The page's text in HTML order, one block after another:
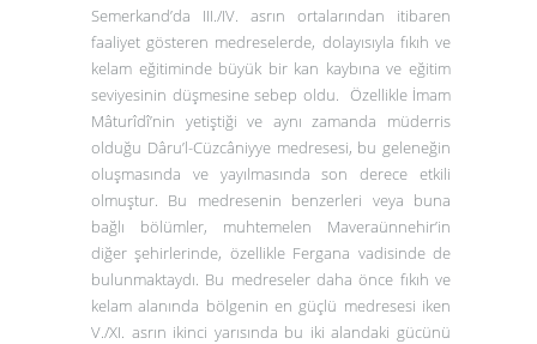
Semerkand’da III./IV. asrın ortalarından itibaren
faaliyet gösteren medreselerde, dolayısıyla fıkıh ve
kelam eğitiminde büyük bir kan kaybına ve eğitim
seviyesinin düşmesine sebep oldu. Özellikle İmam
Mâturîdî’nin yetiştiği ve aynı zamanda müderris
olduğu Dâru’l-Cüzcâniyyemedresesi, bu geleneğin
oluşmasında ve yayılmasında son derece etkili
olmuştur. Bu medresenin benzerleri veya buna
bağlı bölümler, muhtemelen Maveraünnehir’in
diğer şehirlerinde, özellikle Fergana vadisinde de
bulunmaktaydı. Bu medreseler daha önce fıkıh ve
kelam alanında bölgenin en güçlü medresesi iken
V./XI. asrın ikinci yarısında bu iki alandaki gücünü